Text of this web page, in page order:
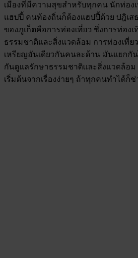
เมืองที่มีความสุขสำหรับทุกคน นักท่องเ
แฮปปี้ คนท้องถิ่นก็ต้องแฮปปี้ด้วย ปฎิเส
ของภูเก็ตคือการท่องเที่ยว ซึ่งการท่องเ
ธรรมชาติและสิ่งแวดล้อม การท่องเที่ย
เหรียญอันเดียวกันคนละด้าน มันแยกกัน
กันดูแลรักษาธรรมชาติและสิ่งแวดล้อม
เริ่มต้นจากเรื่องง่ายๆ ถ้าทุกคนทำได้ก็